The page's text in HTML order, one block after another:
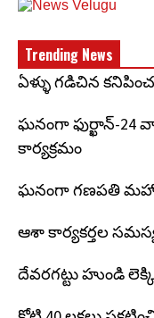
Trending News
ఏళ్ళు గడిచిన
ఘనంగా ఫుర్ఖాన్-24
కార్యక్రమం
ఘనంగా గణపతి
ఆశా కార్యకర్తల
దేవరగట్టు హుండి